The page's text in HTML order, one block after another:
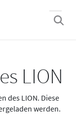
LION
des LION. Diese
werden.